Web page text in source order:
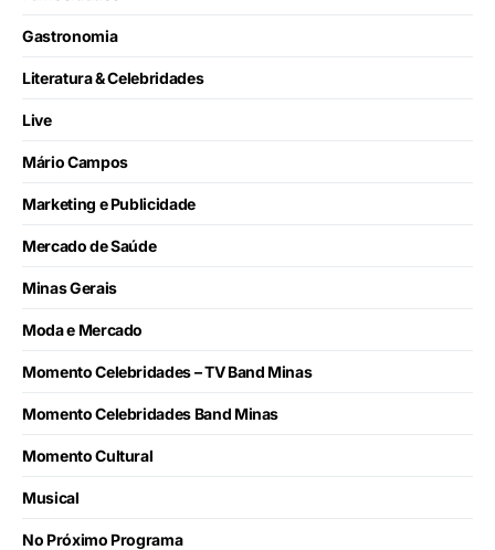
Gastronomia
Literatura & Celebridades
Live
Mário Campos
Marketing e Publicidade
Mercado de Saúde
Minas Gerais
Moda e Mercado
Momento Celebridades – TV Band Minas
Momento Celebridades Band Minas
Momento Cultural
Musical
No Próximo Programa